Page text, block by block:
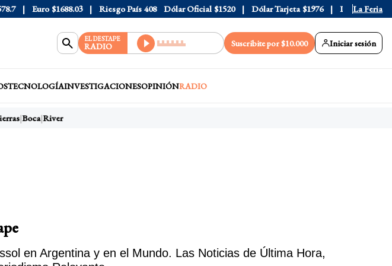
Euro $1688.03 Riesgo País 408 Dólar Oficial $1520 Dólar Tarjeta $1976 Dólar Blue
La Feria
EL DESTAPE
RADIO Suscribite por $10.000 Iniciar sesión
TECNOLOGÍAINVESTIGACIONESOPINIÓNRADIO
Boca River
en Argentina y en el Mundo. Las Noticias de Última Hora,